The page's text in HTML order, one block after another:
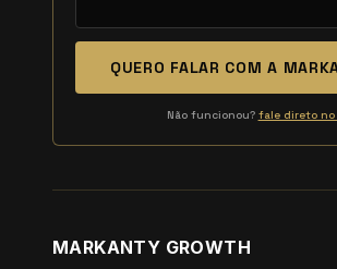
QUERO FALAR COM A
Não funcionou? fale direto no
MARKANTY GROWTH